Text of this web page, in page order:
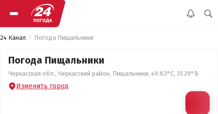
24 Канал Погода Пищальники
Погода Пищальники
Черкасская обл., Черкасский район, Пищальники, 49.83°С, 31.29°В
Изменить город